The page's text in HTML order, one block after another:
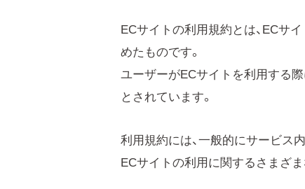
ECサイトの利用規約とは、ECサ
めたものです。
ユーザーがECサイトを利用する
とされています。
利用規約には、一般的にサービス
ECサイトの利用に関するさまざ